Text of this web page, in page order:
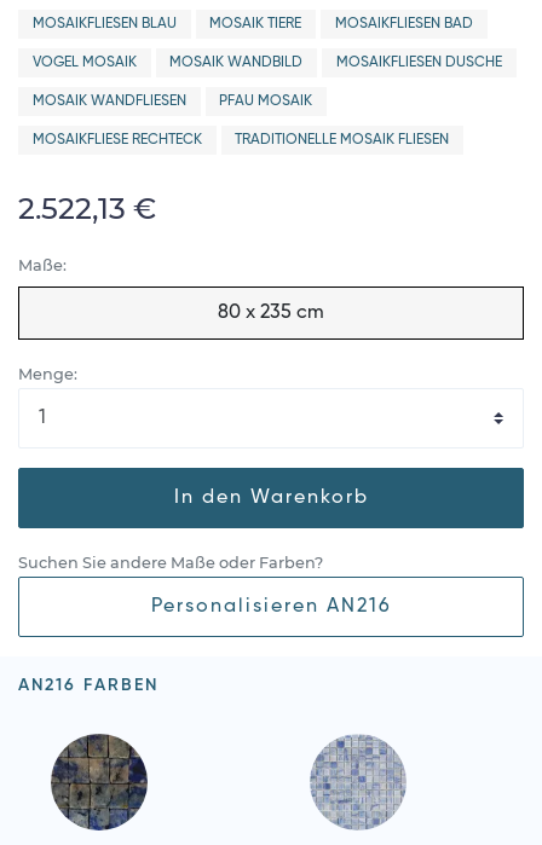
MOSAIKFLIESEN BLAU MOSAIK TIERE MOSAIKFLIESEN BAD
VOGEL MOSAIK MOSAIK WANDBILD MOSAIKFLIESEN DUSCHE
MOSAIK WANDFLIESEN PFAU MOSAIK
MOSAIKFLIESE RECHTECK TRADITIONELLE MOSAIK FLIESEN
2.522,13 €
Maße:
80 x 235 cm
Menge:
In den Warenkorb
Suchen Sie andere Maße oder Farben?
Personalisieren AN216
AN216 FARBEN